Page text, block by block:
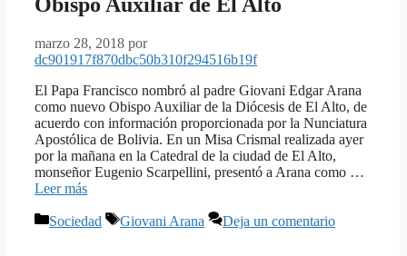
marzo 28, 2018 por
dc901917f870dbc50b310f294516b19f
El Papa Francisco nombró al padre Giovani Edgar Arana
como nuevo Obispo Auxiliar de la Diócesis de El Alto, de
acuerdo con información proporcionada por la Nunciatura
Apostólica de Bolivia. En un Misa Crismal realizada ayer
por la mañana en la Catedral de la ciudad de El Alto,
monseñor Eugenio Scarpellini, presentó a Arana como …
Leer más
Categorías
Sociedad Etiquetas
Giovani Arana Deja un comentario